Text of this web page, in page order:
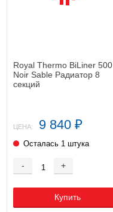
Royal Thermo BiLiner 500
Noir Sable Радиатор 8
секций
ЦЕНА: 9 840 ₽
Осталась 1 штука
- +
Купить